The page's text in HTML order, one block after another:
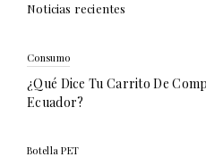
Noticias recientes
Consumo
¿Qué Dice Tu Carrito De
Ecuador?
Botella PET